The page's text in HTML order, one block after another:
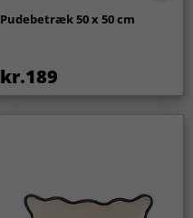
Pudebetræk 50 x 50 cm
kr.189